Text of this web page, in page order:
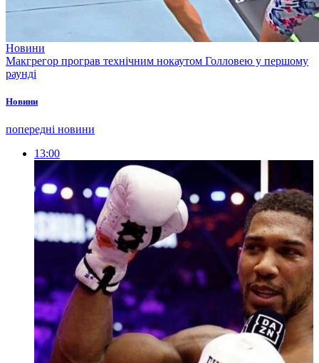
Новини
Макгрегор програв технічним нокаутом Голловею у першому
раунді
Новини
попередні новини
13:00